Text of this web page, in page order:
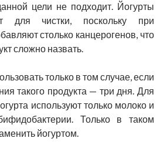
цели не подходит. Йогурты
для чистки, поскольку при
столько канцерогенов, что
сложно назвать.
только в том случае, если
такого продукта — три дня. Для
используют только молоко и
Только в таком
йогуртом.